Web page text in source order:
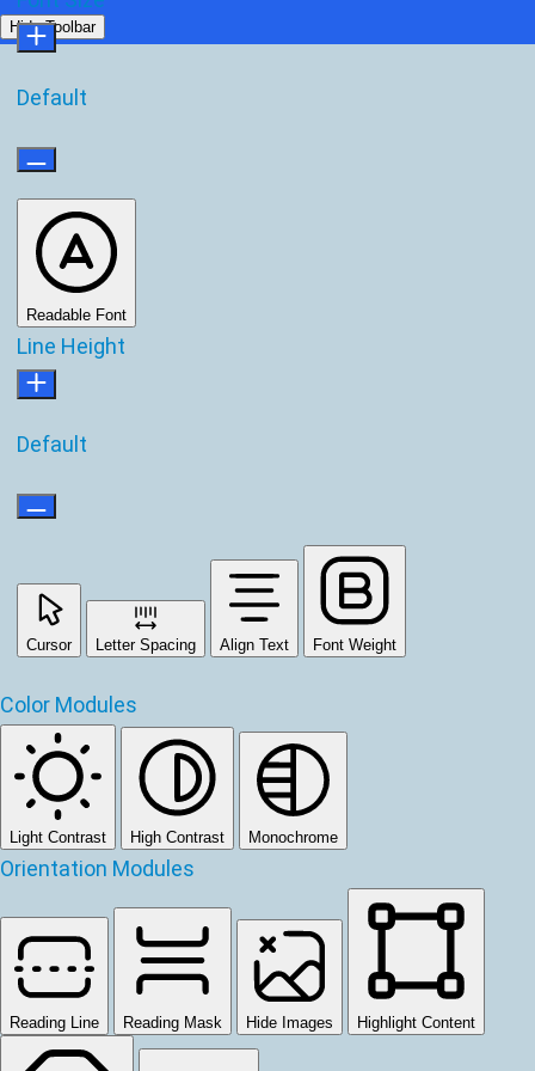
Hide Toolbar
Default
Readable Font
Line Height
Default
Cursor Letter Spacing Align Text Font Weight
Color Modules
Light Contrast High Contrast Monochrome
Orientation Modules
Reading Line Reading Mask Hide Images Highlight Content